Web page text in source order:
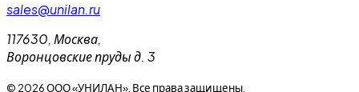
sales@unilan.ru
117630, Москва,
Воронцовские пруды д. 3
© 2026ООО «УНИЛАН». Все права защищены.